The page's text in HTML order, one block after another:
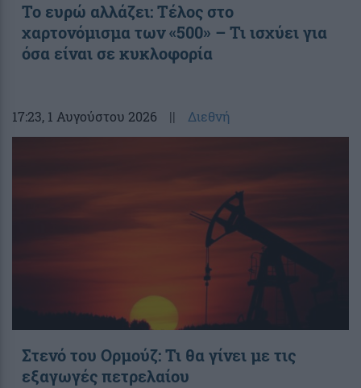
Το ευρώ αλλάζει: Τέλος στο
χαρτονόμισμα των «500» – Τι ισχύει για
όσα είναι σε κυκλοφορία
17:23, 1 Αυγούστου 2026 || Διεθνή
Στενό του Ορμούζ: Τι θα γίνει με τις
εξαγωγές πετρελαίου